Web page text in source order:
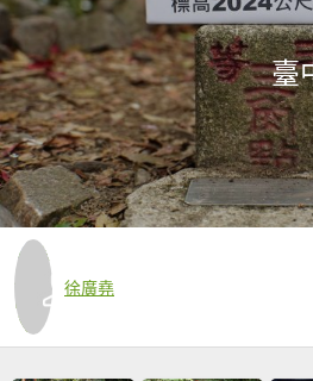
臺
徐廣堯